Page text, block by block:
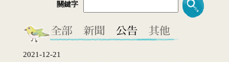
關鍵字
2021-12-21